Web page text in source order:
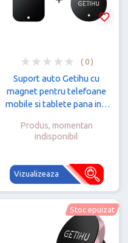
Suport auto Getihu cu
magnet pentru telefoane
mobile si tablete pana in 7
Produs, momentan
indisponibil
Vizualizeaza
( 0 )
favorite_border
Stoc epuizat